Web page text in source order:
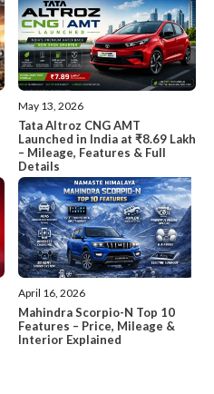
May 13, 2026
Tata Altroz CNG AMT
Launched in India at ₹8.69 Lakh
– Mileage, Features & Full
Details
April 16, 2026
Mahindra Scorpio-N Top 10
Features – Price, Mileage &
Interior Explained